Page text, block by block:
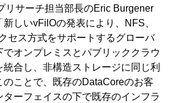
リサーチ担当部長のEric Burgener
しいvFilOの発表により、NFS、
セス方式をサポートするグローバ
でオンプレミスとパブリッククラウ
統合し、非構造ストレージに同じ利
のことで、既存のDataCoreのお客
ーフェイスの下で既存のインフラ